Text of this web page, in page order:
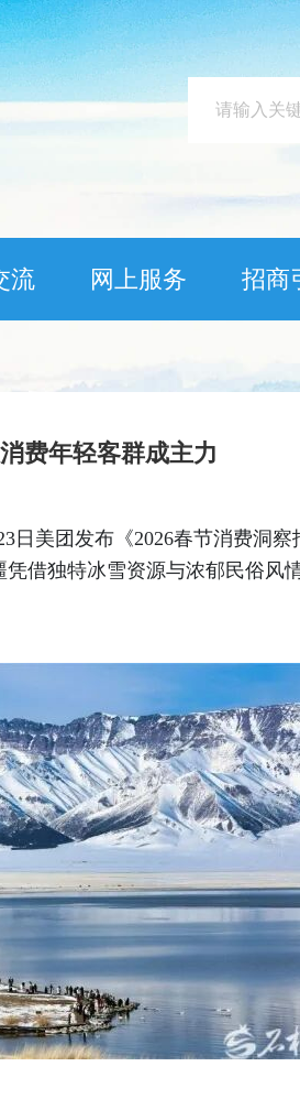
流 网上服务 招商
费年轻客群成主力
美团发布《2026春节消费洞察
借独特冰雪资源与浓郁民俗风